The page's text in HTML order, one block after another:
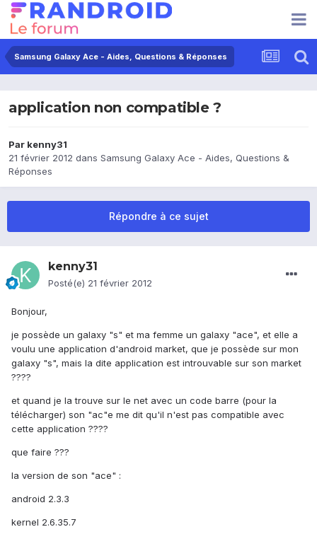
Samsung Galaxy Ace - Aides, Questions & Réponses
application non compatible ?
Par kenny31
21 février 2012 dans Samsung Galaxy Ace - Aides, Questions &
Réponses
Répondre à ce sujet
kenny31
Posté(e) 21 février 2012
Bonjour,
je possède un galaxy "s" et ma femme un galaxy "ace", et elle a
voulu une application d'android market, que je possède sur mon
galaxy "s", mais la dite application est introuvable sur son market
????
et quand je la trouve sur le net avec un code barre (pour la
télécharger) son "ac"e me dit qu'il n'est pas compatible avec
cette application ????
que faire ???
la version de son "ace" :
android 2.3.3
kernel 2.6.35.7